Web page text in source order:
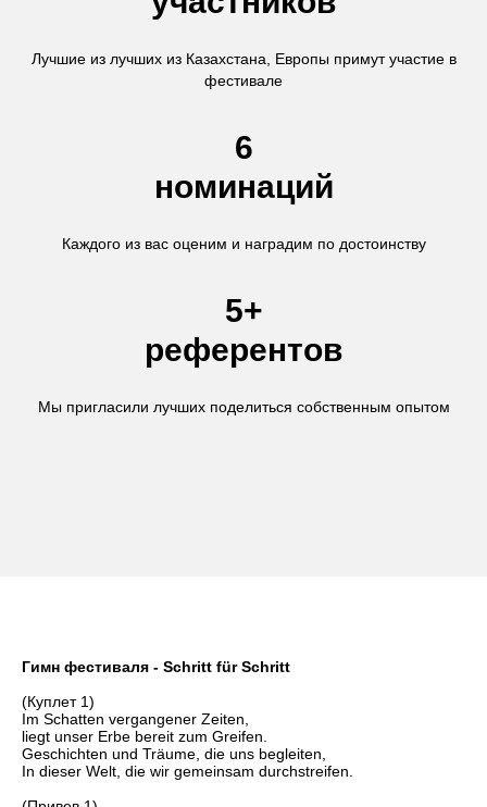
Лучшие из лучших из Казахстана, Европы примут участие в
фестивале
6
номинаций
Каждого из вас оценим и наградим по достоинству
5+
референтов
Мы пригласили лучших поделиться собственным опытом
Гимн фестиваля - Schritt für Schritt
(Куплет 1)
Im Schatten vergangener Zeiten,
liegt unser Erbe bereit zum Greifen.
Geschichten und Träume, die uns begleiten,
In dieser Welt, die wir gemeinsam durchstreifen.